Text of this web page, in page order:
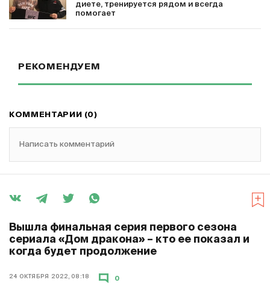
диете, тренируется рядом и всегда
помогает
РЕКОМЕНДУЕМ
КОММЕНТАРИИ (0)
Написать комментарий
Вышла финальная серия первого сезона
сериала «Дом дракона» – кто ее показал и
когда будет продолжение
24 ОКТЯБРЯ 2022, 08:18 0